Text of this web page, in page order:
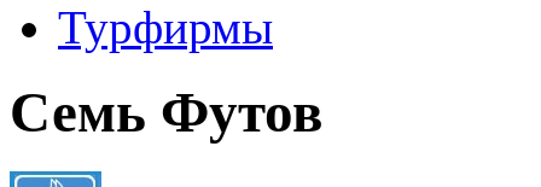
Турфирмы
Семь Футов